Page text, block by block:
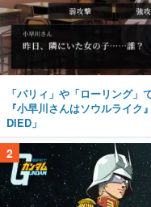
「パリィ」や「ローリング
『小早川さんはソウルライ
DIED」
2